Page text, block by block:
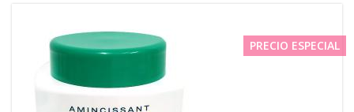
PRECIO ESPECIAL